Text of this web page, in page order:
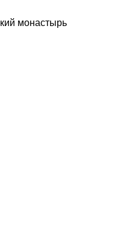
монастырь